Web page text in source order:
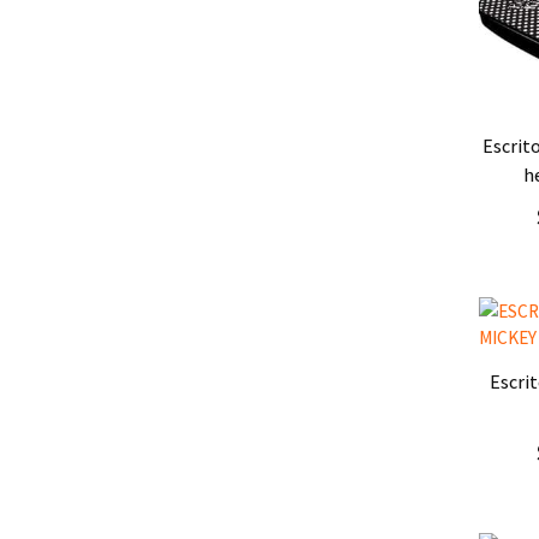
escritorio portatil multiuso
escritorio portatil mickey